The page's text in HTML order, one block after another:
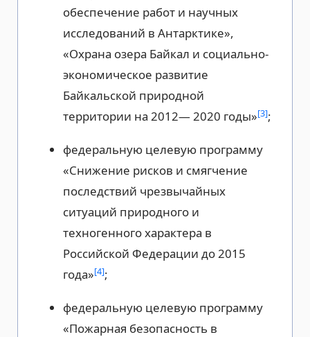
обеспечение работ и научных
исследований в Антарктике»,
«Охрана озера Байкал и социально-
экономическое развитие
Байкальской природной
территории на 2012— 2020 годы»[3];
федеральную целевую программу
«Снижение рисков и смягчение
последствий чрезвычайных
ситуаций природного и
техногенного характера в
Российской Федерации до 2015
года»[4];
федеральную целевую программу
«Пожарная безопасность в